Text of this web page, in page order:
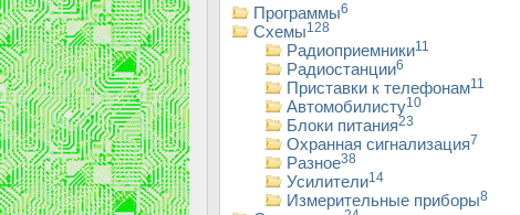
Программы6
Схемы128
Радиоприемники11
Радиостанции6
Приставки к телефонам11
Автомобилисту10
Блоки питания23
Охранная сигнализация7
Разное38
Усилители14
Измерительные приборы8